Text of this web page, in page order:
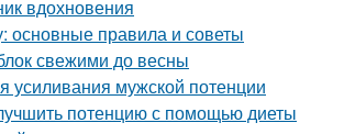
вдохновения
основные правила и советы
свежими до весны
усиливания мужской потенции
потенцию с помощью диеты